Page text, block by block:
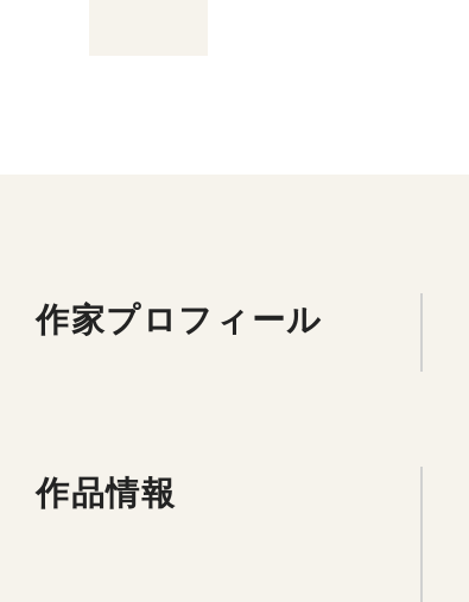
作家プロフィール
作品情報